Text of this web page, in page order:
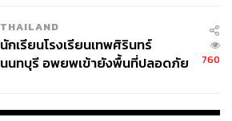
จ่ายหนี้-แอบระบุแบรนด์
THAILAND
นักเรียนโรงเรียนเทพศิรินทร์
นนทบุรี อพยพเข้ายังพื้นที่ปลอดภัย
760